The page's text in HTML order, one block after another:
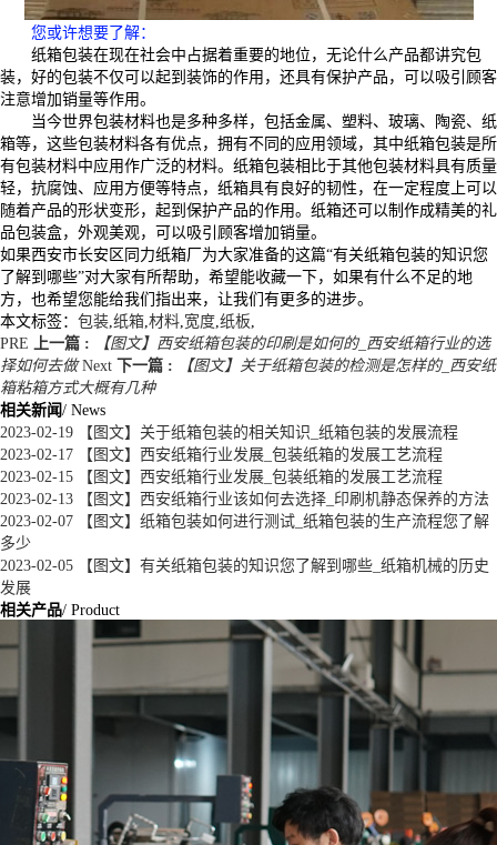
您或许想要了解：
纸箱包装在现在社会中占据着重要的地位，无论什么产品都讲究包
装，好的包装不仅可以起到装饰的作用，还具有保护产品，可以吸引顾客
注意增加销量等作用。
当今世界包装材料也是多种多样，包括金属、塑料、玻璃、陶瓷、纸
箱等，这些包装材料各有优点，拥有不同的应用领域，其中纸箱包装是所
有包装材料中应用作广泛的材料。纸箱包装相比于其他包装材料具有质量
轻，抗腐蚀、应用方便等特点，纸箱具有良好的韧性，在一定程度上可以
随着产品的形状变形，起到保护产品的作用。纸箱还可以制作成精美的礼
品包装盒，外观美观，可以吸引顾客增加销量。
如果西安市长安区同力纸箱厂为大家准备的这篇“有关纸箱包装的知识您
了解到哪些”对大家有所帮助，希望能收藏一下，如果有什么不足的地
方，也希望您能给我们指出来，让我们有更多的进步。
本文标签： 包装 纸箱 材料 宽度 纸板
PRE
上一篇 :
【图文】西安纸箱包装的印刷是如何的_西安纸箱行业的选
择如何去做 Next 下一篇 :
【图文】关于纸箱包装的检测是怎样的_西安纸
箱粘箱方式大概有几种
相关新闻/ News
2023-02-19 【图文】关于纸箱包装的相关知识_纸箱包装的发展流程
2023-02-17 【图文】西安纸箱行业发展_包装纸箱的发展工艺流程
2023-02-15 【图文】西安纸箱行业发展_包装纸箱的发展工艺流程
2023-02-13 【图文】西安纸箱行业该如何去选择_印刷机静态保养的方法
2023-02-07 【图文】纸箱包装如何进行测试_纸箱包装的生产流程您了解
多少
2023-02-05 【图文】有关纸箱包装的知识您了解到哪些_纸箱机械的历史
发展
相关产品/ Product